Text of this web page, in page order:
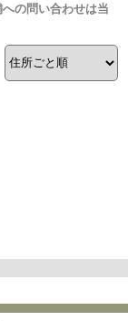
の問い合わせは当